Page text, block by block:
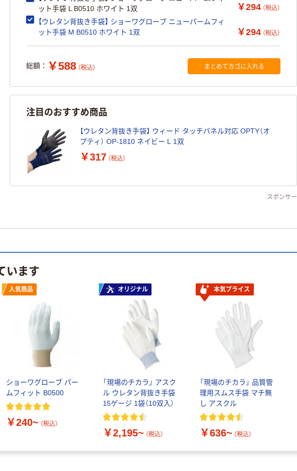
ット手袋 L B0510 ホワイト 1双
￥294 （税込）
【ウレタン背抜き手袋】 ショーワグローブ ニューパームフィ
ット手袋 M B0510 ホワイト 1双
￥294 （税込）
総額： ￥588 （税込） まとめてカゴに入れる
注目のおすすめ商品
【ウレタン背抜き手袋】 ウィード タッチパネル対応 OPTY（オ
プティ） OP-1810 ネイビー L 1双
￥317 （税込）
スポンサー
います
人気商品
ショーワグローブ パー
ムフィット B0500
￥240~ （税込）
オリジナル
「現場のチカラ」 アスク
ル ウレタン背抜き手袋
15ゲージ 1袋（10双入）
￥2,195~ （税込）
本気プライス
「現場のチカラ」 品質管
理用スムス手袋 マチ無
し アスクル
￥636~ （税込）